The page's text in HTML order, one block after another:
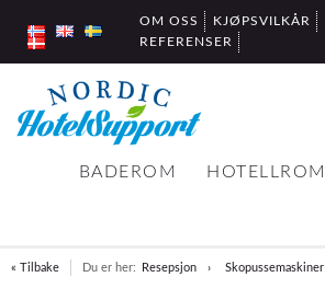
OM OSS KJØPSVILKÅR
REFERENSER
BADEROM HOTELLROM
« Tilbake Du er her: Resepsjon Skopussemaskiner